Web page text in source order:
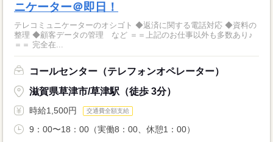
ニケーター＠即日！
テレコミュニケーターのオシゴト ◆返済に関する電話対応 ◆資料の
整理 ◆顧客データの管理 など ＝＝上記のお仕事以外も多数あり♪
＝＝ 完全在...
コールセンター（テレフォンオペレーター）
滋賀県草津市/草津駅（徒歩 3分）
時給1,500円 交通費全額支給
9：00〜18：00（実働8：00、休憩1：00）